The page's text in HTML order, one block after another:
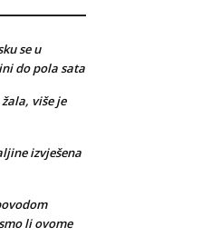
se u
do pola sata
više je
izvješena
li ovome